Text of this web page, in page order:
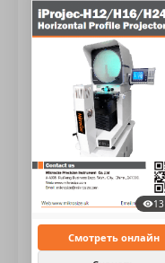
13
Смотреть онлайн